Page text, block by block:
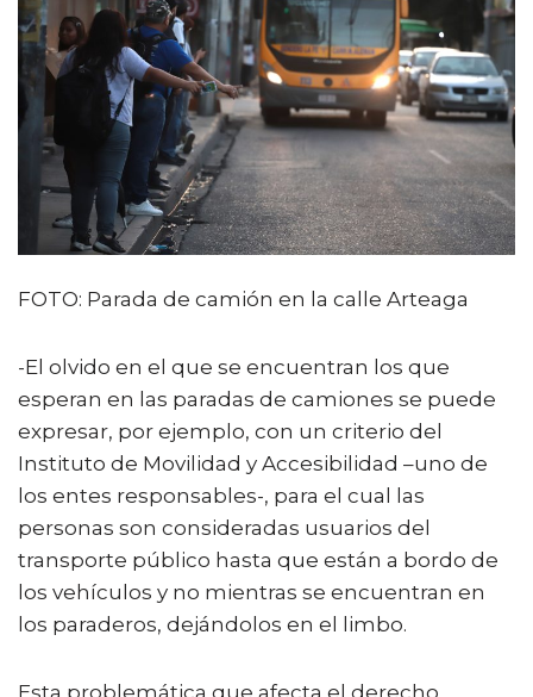
FOTO: Parada de camión en la calle Arteaga
-El olvido en el que se encuentran los que
esperan en las paradas de camiones se puede
expresar, por ejemplo, con un criterio del
Instituto de Movilidad y Accesibilidad –uno de
los entes responsables-, para el cual las
personas son consideradas usuarios del
transporte público hasta que están a bordo de
los vehículos y no mientras se encuentran en
los paraderos, dejándolos en el limbo.